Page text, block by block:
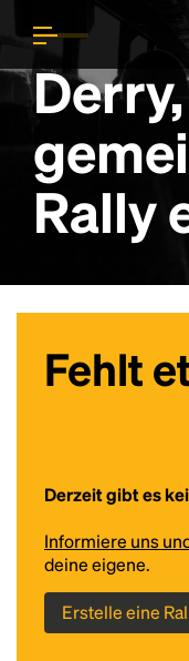
Rally
Fehlt
Derzeit gibt es
Informiere uns
deine eigene.
Erstelle eine